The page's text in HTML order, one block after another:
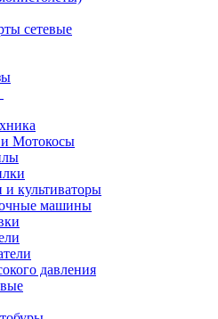
сетевые
Мотокосы
культиваторы
машины
давления